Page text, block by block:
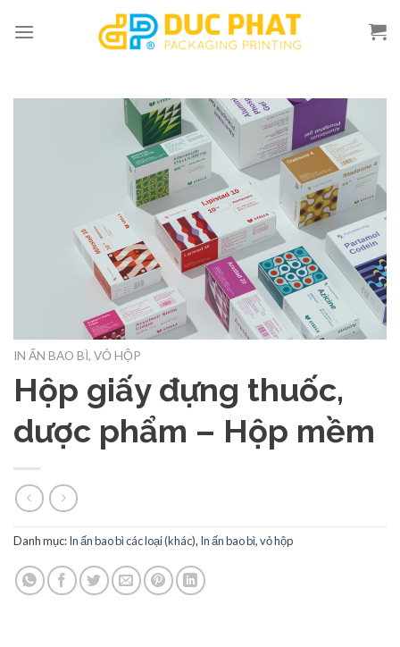
IN ẤN BAO BÌ, VỎ HỘP
Hộp giấy đựng thuốc,
dược phẩm – Hộp mềm
Danh mục:In ấn bao bì các loại (khác), In ấn bao bì, vỏ hộp